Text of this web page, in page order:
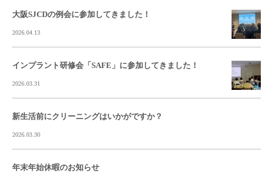
大阪SJCDの例会に参加してきました！
2026.04.13
インプラント研修会「SAFE」に参加してきました！
2026.03.31
新生活前にクリーニングはいかがですか？
2026.03.30
年末年始休暇のお知らせ